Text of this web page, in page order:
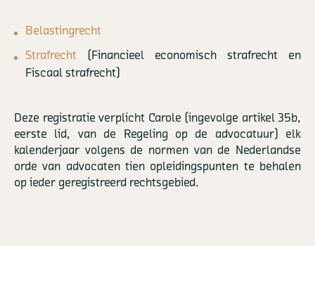
Belastingrecht
Strafrecht (Financieel economisch strafrecht en
Fiscaal strafrecht)
Deze registratie verplicht Carole (ingevolge artikel 35b,
eerste lid, van de Regeling op de advocatuur) elk
kalenderjaar volgens de normen van de Nederlandse
orde van advocaten tien opleidingspunten te behalen
op ieder geregistreerd rechtsgebied.